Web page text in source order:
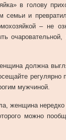
в голову
семьи и
– не
должна
мужчиной.
женщина
можно